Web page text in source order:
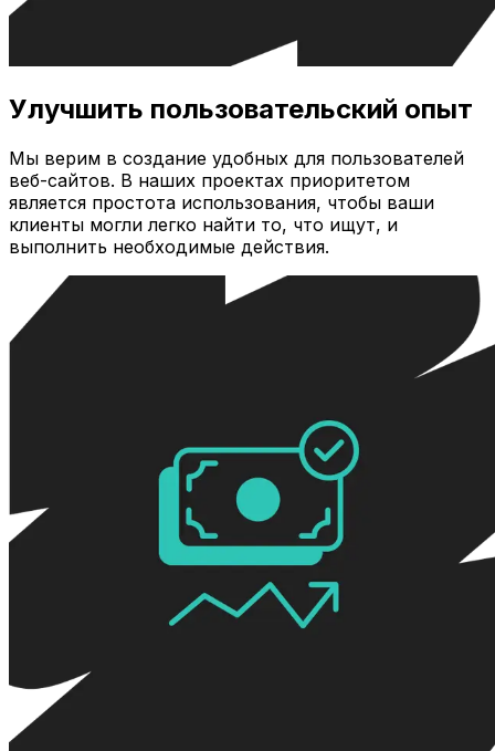
Улучшить пользовательский опыт
Мы верим в создание удобных для пользователей
веб-сайтов. В наших проектах приоритетом
является простота использования, чтобы ваши
клиенты могли легко найти то, что ищут, и
выполнить необходимые действия.